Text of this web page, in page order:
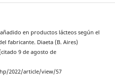
en productos lácteos según el
fabricante. Diaeta (B. Aires)
9 de agosto de
2022/article/view/57